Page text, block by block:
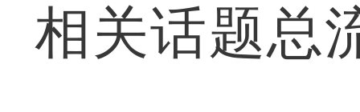
相关话题总